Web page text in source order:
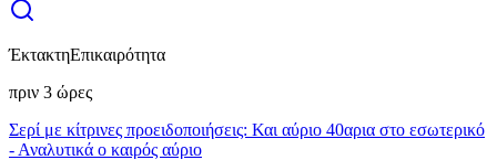
ΈκτακτηΕπικαιρότητα
πριν 3 ώρες
Σερί με κίτρινες προειδοποιήσεις: Και αύριο 40αρια στο εσωτερικό
- Αναλυτικά ο καιρός αύριο